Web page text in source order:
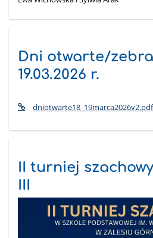
Dni otwarte/
19.03.2026 r.
dniotwarte18_19marca2026v2.pdf
II turniej
III